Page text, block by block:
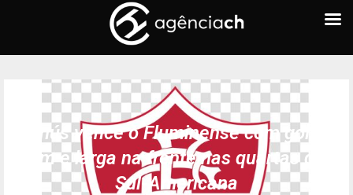
Lanús vence o Fluminense com gol no
fim e larga na frente nas quartas da
Sul-Americana